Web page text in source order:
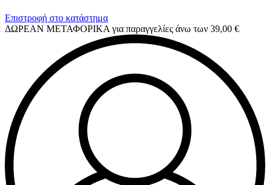
Επιστροφή στο κατάστημα
ΔΩΡΕΑΝ ΜΕΤΑΦΟΡΙΚΑ για παραγγελίες άνω των 39,00 €